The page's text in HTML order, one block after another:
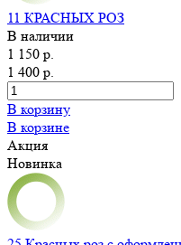
11 КРАСНЫХ РОЗ
В наличии
1 150 р.
1 400 р.
В корзину
В корзине
Акция
Новинка